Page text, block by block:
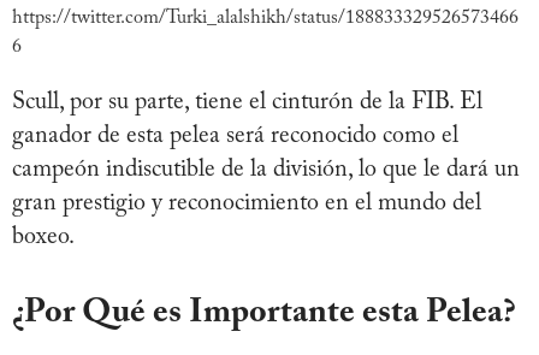
https://twitter.com/Turki_alalshikh/status/188833329526573466
6
Scull, por su parte, tiene el cinturón de la FIB. El
ganador de esta pelea será reconocido como el
campeón indiscutible de la división, lo que le dará un
gran prestigio y reconocimiento en el mundo del
boxeo.
¿Por Qué es Importante esta Pelea?